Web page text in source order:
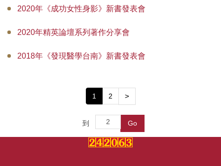
電子書區
出版快訊
組織成員
2020年《成功女性身影》新書發表會
2020年精英論壇系列著作分享會
2018年《發現醫學台南》新書發表會
1 2 >
到 Go